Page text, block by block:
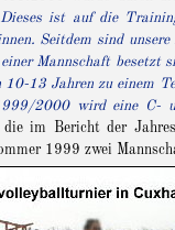
ist auf die
Seitdem sind
Mannschaft besetzt
13 Jahren zu einem
2000 wird eine C-
im Bericht der
1999 zwei